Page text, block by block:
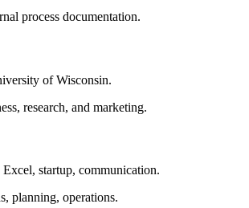
process documentation.
of Wisconsin.
research, and marketing.
startup, communication.
planning, operations.